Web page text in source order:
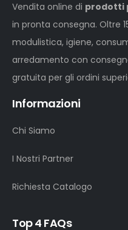
Vendita online di prodotti
in pronta consegna. Oltre
modulistica, igiene,
arredamento con
gratuita per gli ordini
Informazioni
Chi Siamo
I Nostri Partner
Richiesta Catalogo
Top 4 FAQs